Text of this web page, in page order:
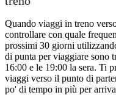
Quando viaggi in treno
controllare con quale
prossimi 30 giorni
di punta per viaggiare sono
16:00 e le 19:00 la sera. Ti
viaggi verso il punto di
po' di tempo in più per